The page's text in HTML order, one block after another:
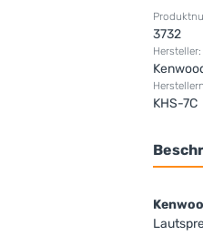
3732
Hersteller:
KHS-7C